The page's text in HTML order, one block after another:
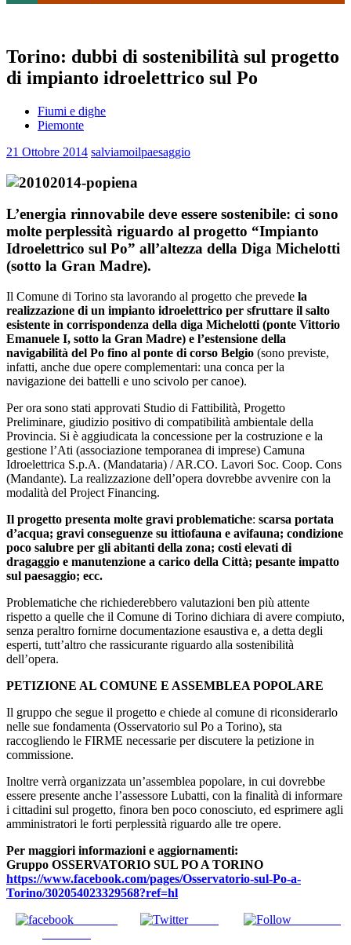
Torino: dubbi di sostenibilità sul progetto
di impianto idroelettrico sul Po
Fiumi e dighe
Piemonte
21 Ottobre 2014 salviamoilpaesaggio
L’energia rinnovabile deve essere sostenibile: ci sono
molte perplessità riguardo al progetto “Impianto
Idroelettrico sul Po” all’altezza della Diga Michelotti
(sotto la Gran Madre).
Il Comune di Torino sta lavorando al progetto che prevede la
realizzazione di un impianto idroelettrico per sfruttare il salto
esistente in corrispondenza della diga Michelotti (ponte Vittorio
Emanuele I, sotto la Gran Madre) e l’estensione della
navigabilità del Po fino al ponte di corso Belgio (sono previste,
infatti, anche due opere complementari: una conca per la
navigazione dei battelli e uno scivolo per canoe).
Per ora sono stati approvati Studio di Fattibilità, Progetto
Preliminare, giudizio positivo di compatibilità ambientale della
Provincia. Si è aggiudicata la concessione per la costruzione e la
gestione l’Ati (associazione temporanea di imprese) Camuna
Idroelettrica S.p.A. (Mandataria) / AR.CO. Lavori Soc. Coop. Cons
(Mandante). La realizzazione dell’opera dovrebbe avvenire con la
modalità del Project Financing.
Il progetto presenta molte gravi problematiche: scarsa portata
d’acqua; gravi conseguenze su ittiofauna e avifauna; condizione
poco salubre per gli abitanti della zona; costi elevati di
dragaggio e manutenzione a carico della Città; pesante impatto
sul paesaggio; ecc.
Problematiche che richiederebbero valutazioni ben più attente
rispetto a quelle che il Comune di Torino dichiara di avere compiuto,
senza peraltro fornirne documentazione esaustiva e, a detta degli
esperti, tutt’altro che rassicurante riguardo alla sostenibilità
dell’opera.
PETIZIONE AL COMUNE E ASSEMBLEA POPOLARE
Il gruppo che segue il progetto e chiede al comune di riconsiderarlo
nelle sue fondamenta (Osservatorio sul Po a Torino), sta
raccogliendo le FIRME necessarie per discutere la petizione in
commissione.
Inoltre verrà organizzata un’assemblea popolare, in cui dovrebbe
essere presente anche l’assessore Lubatti, con la finalità di informare
i cittadini sul progetto, finora ben poco conosciuto, ed esprimere agli
amministratori le forti perplessità riguardo alle tre opere.
Per maggiori informazioni e aggiornamenti:
Gruppo OSSERVATORIO SUL PO A TORINO
https://www.facebook.com/pages/Osservatorio-sul-Po-a-
Torino/302054023329568?ref=hl
Tweet